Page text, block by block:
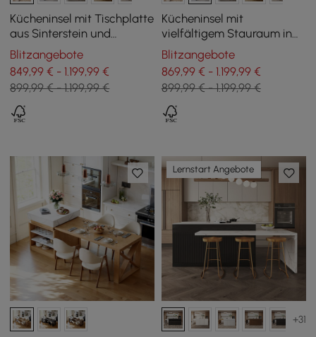
Kücheninsel mit Tischplatte
aus Sinterstein und
Stauraum in Weiß, 183 cm
Blitzangebote
849,99 € - 1.199,99 €
899,99 € - 1.199,99 €
Kücheninsel mit
vielfältigem Stauraum in
Schwarz, 183 cm
Blitzangebote
869,99 € - 1.199,99 €
899,99 € - 1.199,99 €
Lernstart Angebote
+31